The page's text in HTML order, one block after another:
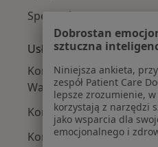
Specjaliści z Enel-med w
Usługi w Warszawie
Konsultacja
Warszawie
Konsultacja
Konsultacja
Dobrostan
sztuczna
Niniejsza ankieta,
zespół Patient Care
lepsze zrozumienie,
korzystają z narzędzi
jako wsparcia dla
emocjonalnego i